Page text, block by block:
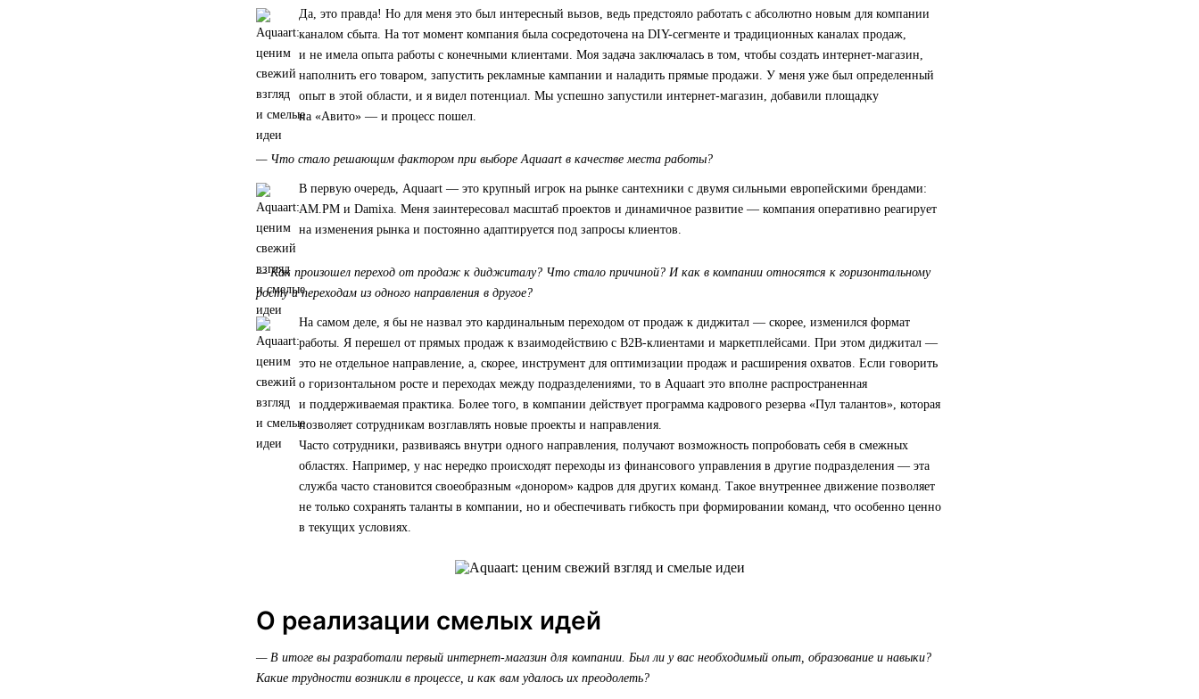
Да, это правда! Но для меня это был интересный вызов, ведь предстояло работать с абсолютно новым для компании
каналом сбыта. На тот момент компания была сосредоточена на DIY-сегменте и традиционных каналах продаж,
и не имела опыта работы с конечными клиентами. Моя задача заключалась в том, чтобы создать интернет-магазин,
наполнить его товаром, запустить рекламные кампании и наладить прямые продажи. У меня уже был определенный
опыт в этой области, и я видел потенциал. Мы успешно запустили интернет-магазин, добавили площадку
на «Авито» — и процесс пошел.
— Что стало решающим фактором при выборе Aquaart в качестве места работы?
В первую очередь, Aquaart — это крупный игрок на рынке сантехники с двумя сильными европейскими брендами:
AM.PM и Damixa. Меня заинтересовал масштаб проектов и динамичное развитие — компания оперативно реагирует
на изменения рынка и постоянно адаптируется под запросы клиентов.
— Как произошел переход от продаж к диджиталу? Что стало причиной? И как в компании относятся к горизонтальному
росту и переходам из одного направления в другое?
На самом деле, я бы не назвал это кардинальным переходом от продаж к диджитал — скорее, изменился формат
работы. Я перешел от прямых продаж к взаимодействию с B2B-клиентами и маркетплейсами. При этом диджитал —
это не отдельное направление, а, скорее, инструмент для оптимизации продаж и расширения охватов. Если говорить
о горизонтальном росте и переходах между подразделениями, то в Aquaart это вполне распространенная
и поддерживаемая практика. Более того, в компании действует программа кадрового резерва «Пул талантов», которая
позволяет сотрудникам возглавлять новые проекты и направления.
Часто сотрудники, развиваясь внутри одного направления, получают возможность попробовать себя в смежных
областях. Например, у нас нередко происходят переходы из финансового управления в другие подразделения — эта
служба часто становится своеобразным «донором» кадров для других команд. Такое внутреннее движение позволяет
не только сохранять таланты в компании, но и обеспечивать гибкость при формировании команд, что особенно ценно
в текущих условиях.
О реализации смелых идей
— В итоге вы разработали первый интернет-магазин для компании. Был ли у вас необходимый опыт, образование и навыки?
Какие трудности возникли в процессе, и как вам удалось их преодолеть?